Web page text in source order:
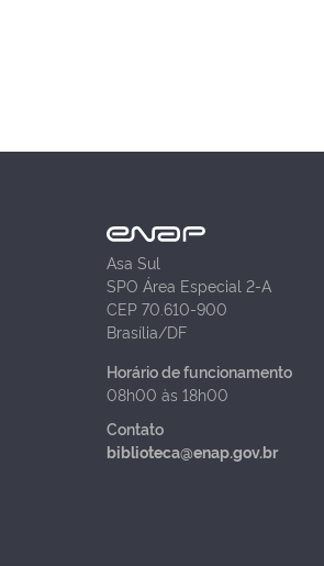
Asa Sul
SPO Área Especial 2-A
CEP 70.610-900
Brasília/DF
Horário de funcionamento
08h00 às 18h00
Contato
biblioteca@enap.gov.br